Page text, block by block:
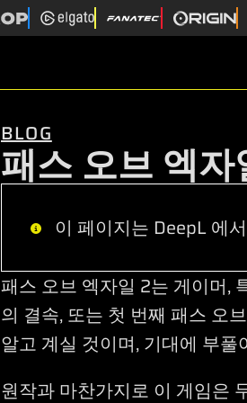
BLOG
패스 오브 엑
이 페이지는 DeepL 에
패스 오브 엑자일 2는 게이머,
의 결속, 또는 첫 번째 패스 오
알고 계실 것이며, 기대에 부풀
원작과 마찬가지로 이 게임은